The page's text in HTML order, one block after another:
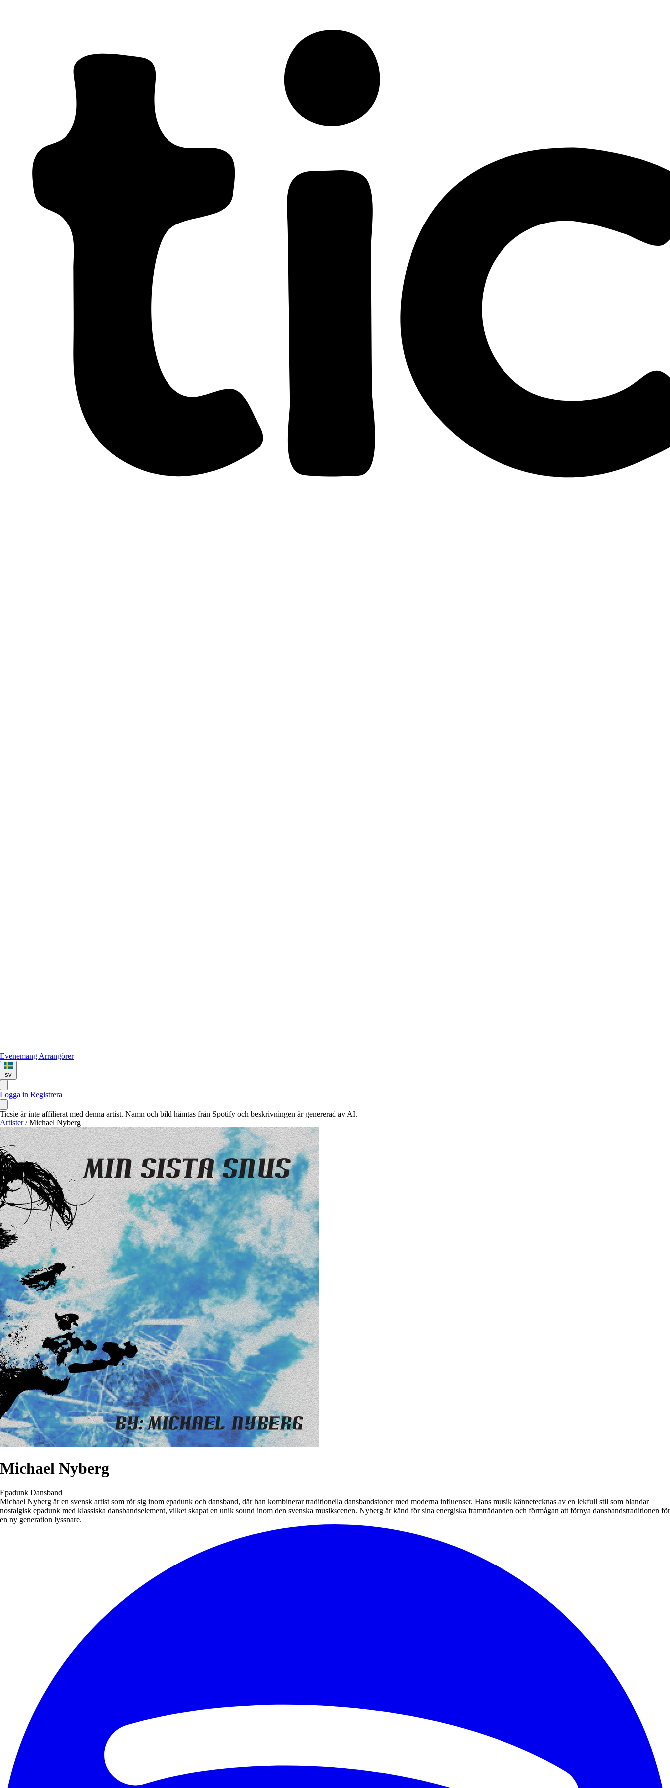
Evenemang Arrangörer
sv
Logga in Registrera
Ticsie är inte affilierat med denna artist. Namn och bild hämtas från Spotify och beskrivningen är genererad av AI.
Artister / Michael Nyberg
Michael Nyberg
Epadunk Dansband
Michael Nyberg är en svensk artist som rör sig inom epadunk och dansband, där han kombinerar traditionella dansbandstoner med moderna influenser. Hans musik kännetecknas av en lekfull stil som blandar
nostalgisk epadunk med klassiska dansbandselement, vilket skapat en unik sound inom den svenska musikscenen. Nyberg är känd för sina energiska framträdanden och förmågan att förnya dansbandstraditionen för
en ny generation lyssnare.